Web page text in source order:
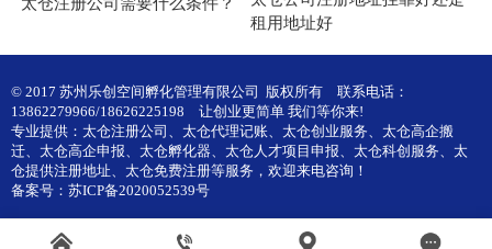
太仓注册公司需要什么条件？
租用地址好
© 2017 苏州乐创空间孵化管理有限公司 版权所有
联系电话：
13862279966/18626225198
让创业更简单 我们等你来!
专业提供： 太仓注册公司 、 太仓代理记账、 太仓创业服务、 太仓高企搬
迁、 太仓高企申报、 太仓孵化器、 太仓人才项目申报、 太仓科创服务、 太
仓提供注册地址、 太仓免费注册等服务，欢迎来电咨询！
备案号： 苏ICP备2020052539号